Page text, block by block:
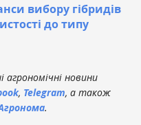
вибору гібридів
до типу
агрономічні новини
, Telegram, а також
.